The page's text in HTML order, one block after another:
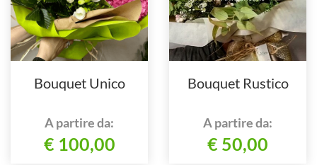
Bouquet Unico
A partire da:
€ 100,00
Bouquet Rustico
A partire da:
€ 50,00